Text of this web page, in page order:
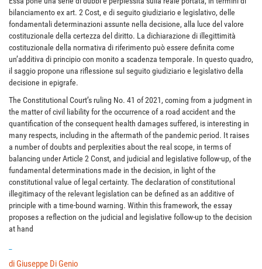
bilanciamento ex art. 2 Cost, e di seguito giudiziario e legislativo, delle
fondamentali determinazioni assunte nella decisione, alla luce del valore
costituzionale della certezza del diritto. La dichiarazione di illegittimità
costituzionale della normativa di riferimento può essere definita come
un’additiva di principio con monito a scadenza temporale. In questo quadro,
il saggio propone una riflessione sul seguito giudiziario e legislativo della
decisione in epigrafe.
The Constitutional Court’s ruling No. 41 of 2021, coming from a judgment in
the matter of civil liability for the occurrence of a road accident and the
quantification of the consequent health damages suffered, is interesting in
many respects, including in the aftermath of the pandemic period. It raises
a number of doubts and perplexities about the real scope, in terms of
balancing under Article 2 Const, and judicial and legislative follow-up, of the
fundamental determinations made in the decision, in light of the
constitutional value of legal certainty. The declaration of constitutional
illegitimacy of the relevant legislation can be defined as an additive of
principle with a time-bound warning. Within this framework, the essay
proposes a reflection on the judicial and legislative follow-up to the decision
at hand
di Giuseppe Di Genio